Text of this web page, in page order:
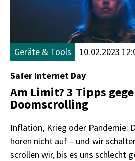
Geräte & Tools 10.02.2023
Safer Internet Day
Am Limit? 3 Tipps
Doomscrolling
Inflation, Krieg oder Pandemie:
hören nicht auf – und wir
scrollen wir, bis es uns schlecht